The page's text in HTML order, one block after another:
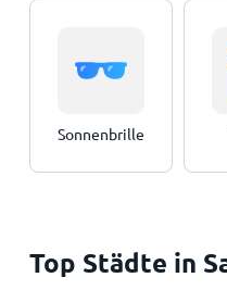
Sonnenbrille
Top Städte in